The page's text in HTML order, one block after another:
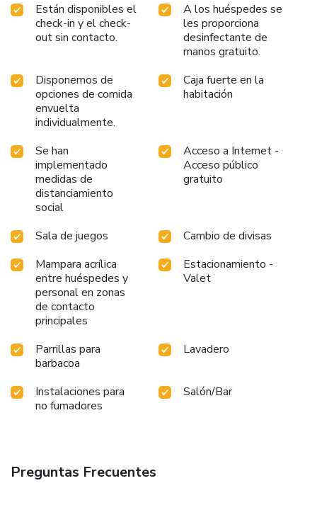
Están disponibles el
check-in y el check-
out sin contacto.
A los huéspedes se
les proporciona
desinfectante de
manos gratuito.
Disponemos de
opciones de comida
envuelta
individualmente.
Caja fuerte en la
habitación
Se han
implementado
medidas de
distanciamiento
social
Acceso a Internet -
Acceso público
gratuito
Sala de juegos
Cambio de divisas
Mampara acrílica
entre huéspedes y
personal en zonas
de contacto
principales
Estacionamiento -
Valet
Parrillas para
barbacoa
Lavadero
Instalaciones para
no fumadores
Salón/Bar
Preguntas Frecuentes